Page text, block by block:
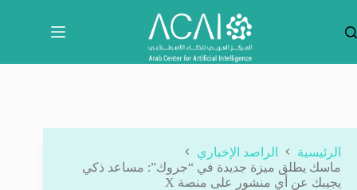
المحتوى
الرئيسية
الراصد الإخباري
ماسك يطلق ميزة جديدة في “جروك”: مساعد ذكي
يجيبك عن أي منشور على منصة X